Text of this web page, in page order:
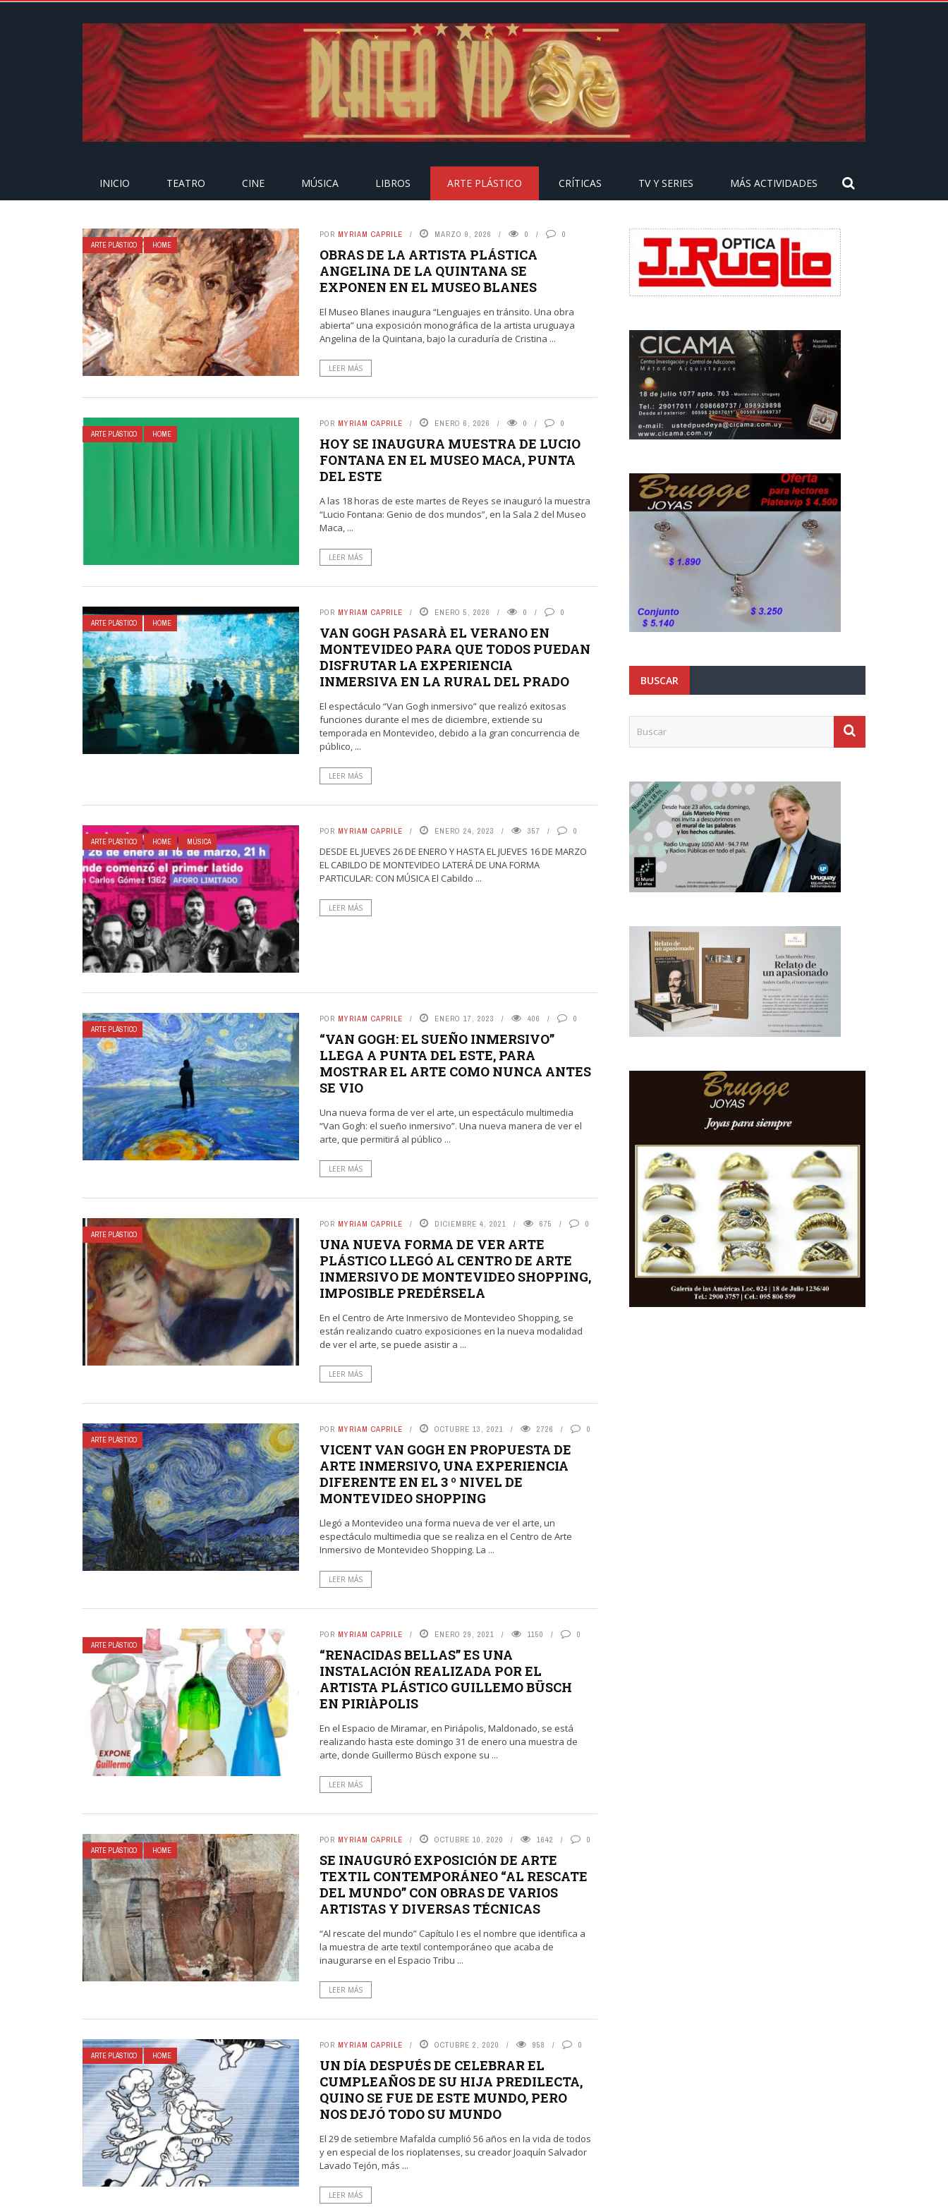
INICIO TEATRO CINE MÚSICA LIBROS ARTE PLÁSTICO CRÍTICAS TV Y SERIES MÁS ACTIVIDADES
ARTE PLÁSTICO HOME
POR MYRIAM CAPRILE MARZO 9, 2026 0 0
OBRAS DE LA ARTISTA PLÁSTICA
ANGELINA DE LA QUINTANA SE
EXPONEN EN EL MUSEO BLANES
El Museo Blanes inaugura “Lenguajes en tránsito. Una obra
abierta” una exposición monográfica de la artista uruguaya
Angelina de la Quintana, bajo la curaduría de Cristina ...
LEER MÁS
ARTE PLÁSTICO HOME
POR MYRIAM CAPRILE ENERO 6, 2026 0 0
HOY SE INAUGURA MUESTRA DE LUCIO
FONTANA EN EL MUSEO MACA, PUNTA
DEL ESTE
A las 18 horas de este martes de Reyes se inauguró la muestra
“Lucio Fontana: Genio de dos mundos”, en la Sala 2 del Museo
Maca, ...
LEER MÁS
ARTE PLÁSTICO HOME
POR MYRIAM CAPRILE ENERO 5, 2026 0 0
VAN GOGH PASARÀ EL VERANO EN
MONTEVIDEO PARA QUE TODOS PUEDAN
DISFRUTAR LA EXPERIENCIA
INMERSIVA EN LA RURAL DEL PRADO
El espectáculo “Van Gogh inmersivo” que realizó exitosas
funciones durante el mes de diciembre, extiende su
temporada en Montevideo, debido a la gran concurrencia de
público, ...
LEER MÁS
ARTE PLÁSTICO HOME MÚSICA
POR MYRIAM CAPRILE ENERO 24, 2023 357 0
DESDE EL JUEVES 26 DE ENERO Y HASTA EL JUEVES 16 DE MARZO
EL CABILDO DE MONTEVIDEO LATERÁ DE UNA FORMA
PARTICULAR: CON MÚSICA El Cabildo ...
LEER MÁS
ARTE PLÁSTICO
POR MYRIAM CAPRILE ENERO 17, 2023 406 0
“VAN GOGH: EL SUEÑO INMERSIVO”
LLEGA A PUNTA DEL ESTE, PARA
MOSTRAR EL ARTE COMO NUNCA ANTES
SE VIO
Una nueva forma de ver el arte, un espectáculo multimedia
“Van Gogh: el sueño inmersivo”. Una nueva manera de ver el
arte, que permitirá al público ...
LEER MÁS
ARTE PLÁSTICO
POR MYRIAM CAPRILE DICIEMBRE 4, 2021 675 0
UNA NUEVA FORMA DE VER ARTE
PLÁSTICO LLEGÓ AL CENTRO DE ARTE
INMERSIVO DE MONTEVIDEO SHOPPING,
IMPOSIBLE PREDÉRSELA
En el Centro de Arte Inmersivo de Montevideo Shopping, se
están realizando cuatro exposiciones en la nueva modalidad
de ver el arte, se puede asistir a ...
LEER MÁS
ARTE PLÁSTICO
POR MYRIAM CAPRILE OCTUBRE 13, 2021 2726 0
VICENT VAN GOGH EN PROPUESTA DE
ARTE INMERSIVO, UNA EXPERIENCIA
DIFERENTE EN EL 3 º NIVEL DE
MONTEVIDEO SHOPPING
Llegó a Montevideo una forma nueva de ver el arte, un
espectáculo multimedia que se realiza en el Centro de Arte
Inmersivo de Montevideo Shopping. La ...
LEER MÁS
ARTE PLÁSTICO
POR MYRIAM CAPRILE ENERO 29, 2021 1150 0
“RENACIDAS BELLAS” ES UNA
INSTALACIÓN REALIZADA POR EL
ARTISTA PLÁSTICO GUILLEMO BÜSCH
EN PIRIÀPOLIS
En el Espacio de Miramar, en Piriápolis, Maldonado, se está
realizando hasta este domingo 31 de enero una muestra de
arte, donde Guillermo Büsch expone su ...
LEER MÁS
ARTE PLÁSTICO HOME
POR MYRIAM CAPRILE OCTUBRE 10, 2020 1642 0
SE INAUGURÓ EXPOSICIÓN DE ARTE
TEXTIL CONTEMPORÁNEO “AL RESCATE
DEL MUNDO” CON OBRAS DE VARIOS
ARTISTAS Y DIVERSAS TÉCNICAS
“Al rescate del mundo” Capítulo I es el nombre que identifica a
la muestra de arte textil contemporáneo que acaba de
inaugurarse en el Espacio Tribu ...
LEER MÁS
ARTE PLÁSTICO HOME
POR MYRIAM CAPRILE OCTUBRE 2, 2020 958 0
UN DÍA DESPUÉS DE CELEBRAR EL
CUMPLEAÑOS DE SU HIJA PREDILECTA,
QUINO SE FUE DE ESTE MUNDO, PERO
NOS DEJÓ TODO SU MUNDO
El 29 de setiembre Mafalda cumplió 56 años en la vida de todos
y en especial de los rioplatenses, su creador Joaquín Salvador
Lavado Tejón, más ...
LEER MÁS
BUSCAR